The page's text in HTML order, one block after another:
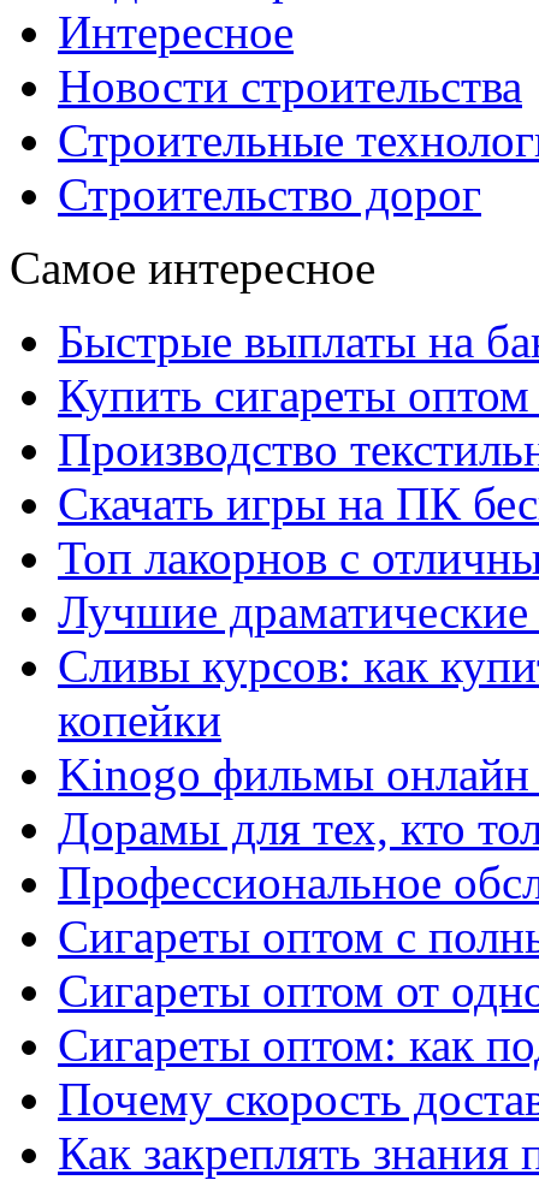
Интересное
Новости строительства
Строительные
Строительство дорог
Самое интересное
Быстрые выплаты на
Купить сигареты
Производство
Скачать игры на ПК
Топ лакорнов с
Лучшие
Сливы курсов: как
копейки
Kinogo фильмы онлайн
Дорамы для тех, кто
Профессиональное
Сигареты оптом с
Сигареты оптом от
Сигареты оптом: как
Почему скорость
Как закреплять знания